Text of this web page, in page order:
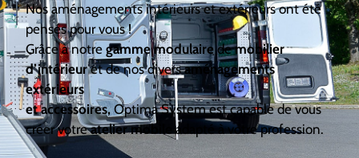
Nos aménagements intérieurs et extérieurs ont été
pensés pour vous !
Grâce à notregamme modulairedemobilier
d’intérieuret de nos diversaménagements
extérieurs
et accessoires,Optima System est capable de vous
créer votreatelier mobileadapté à votre profession.